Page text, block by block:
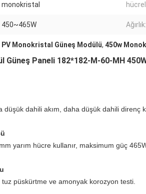
monokristal
450~465W Ağırlık:
PV Monokristal Güneş Modülü, 450w
Güneş Paneli 182*182-M-60-MH
düşük dahili akım, daha düşük dahili direnç
yarım hücre kullanır, maksimum güç
tuz püskürtme ve amonyak korozyon testi.